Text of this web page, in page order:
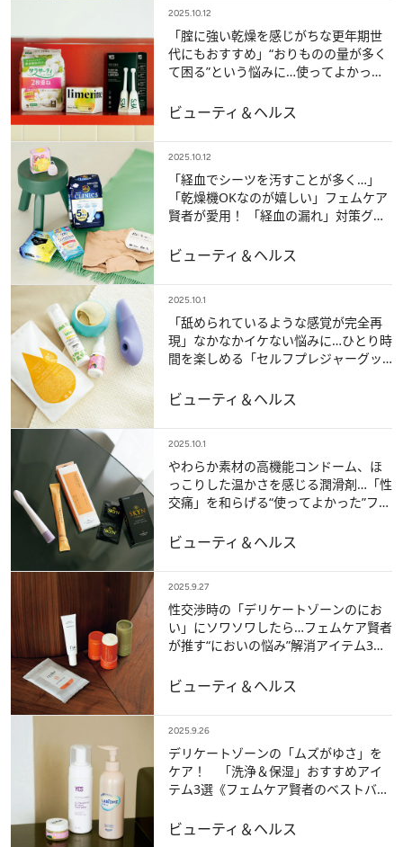
2025.10.12
「腟に強い乾燥を感じがちな更年期世
代にもおすすめ」“おりものの量が多く
て困る”という悩みに…使ってよかっ
ビューティ＆ヘルス
2025.10.12
「経血でシーツを汚すことが多く…」
「乾燥機OKなのが嬉しい」フェムケア
賢者が愛用！ 「経血の漏れ」対策グッ
ビューティ＆ヘルス
2025.10.1
「舐められているような感覚が完全再
現」なかなかイケない悩みに…ひとり時
間を楽しめる「セルフプレジャーグッ
ビューティ＆ヘルス
2025.10.1
やわらか素材の高機能コンドーム、ほ
っこりした温かさを感じる潤滑剤…「性
交痛」を和らげる“使ってよかった”フェ
ビューティ＆ヘルス
2025.9.27
性交渉時の「デリケートゾーンのにお
い」にソワソワしたら…フェムケア賢者
が推す“においの悩み”解消アイテム3選
ビューティ＆ヘルス
2025.9.26
デリケートゾーンの「ムズがゆさ」を
ケア！ 「洗浄＆保湿」おすすめアイ
テム3選《フェムケア賢者のベストバ
ビューティ＆ヘルス